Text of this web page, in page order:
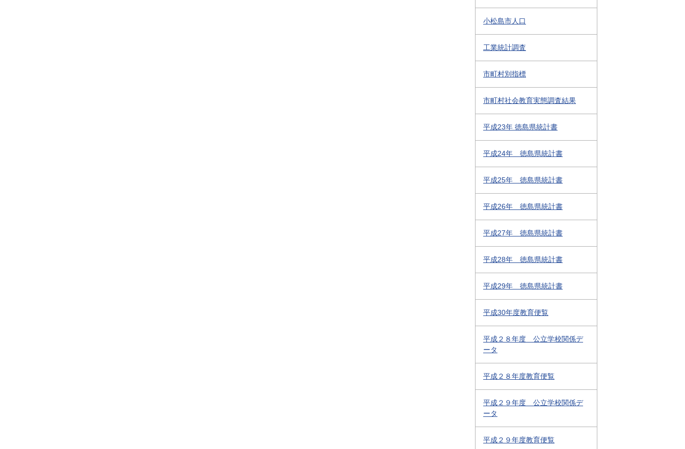
小松島市人口
工業統計調査
市町村別指標
市町村社会教育実態調査結果
平成23年 徳島県統計書
平成24年 徳島県統計書
平成25年 徳島県統計書
平成26年 徳島県統計書
平成27年 徳島県統計書
平成28年 徳島県統計書
平成29年 徳島県統計書
平成30年度教育便覧
平成２８年度 公立学校関係デ
ータ
平成２８年度教育便覧
平成２９年度 公立学校関係デ
ータ
平成２９年度教育便覧